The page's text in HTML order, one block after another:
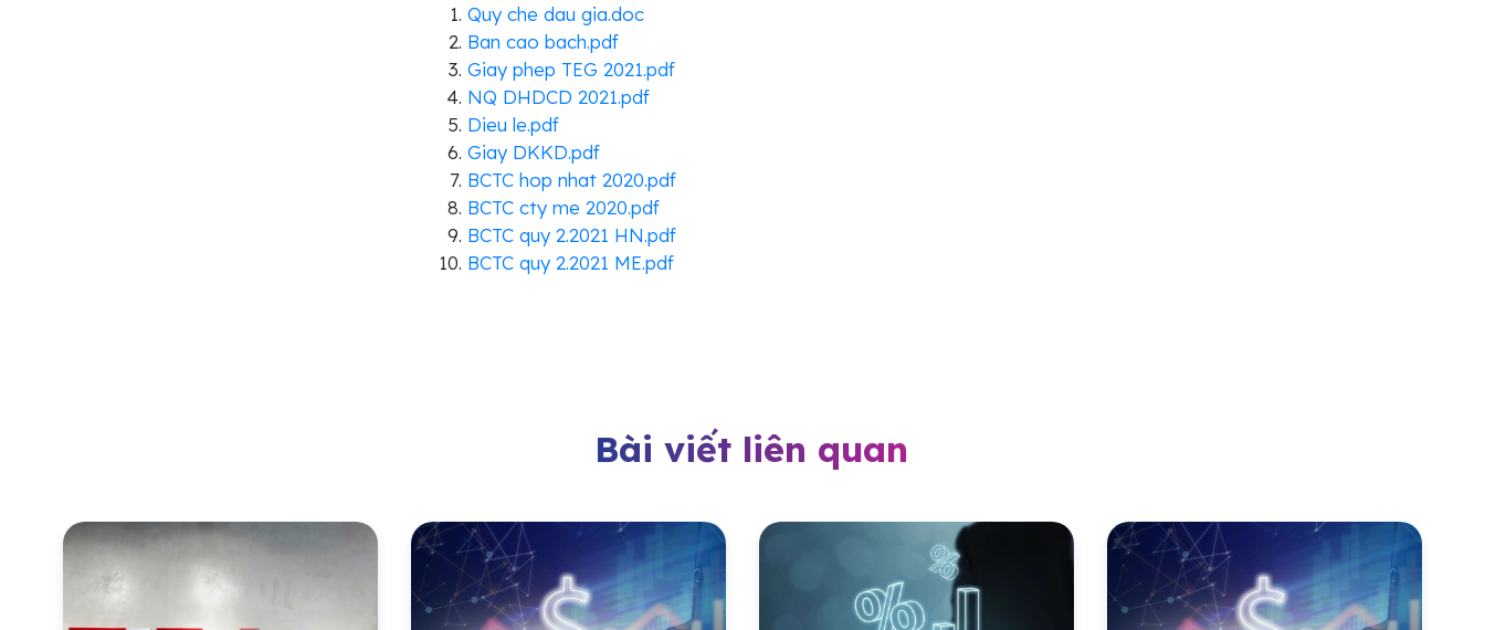
Quy che dau gia.doc
Ban cao bach.pdf
Giay phep TEG 2021.pdf
NQ DHDCD 2021.pdf
Dieu le.pdf
Giay DKKD.pdf
BCTC hop nhat 2020.pdf
BCTC cty me 2020.pdf
BCTC quy 2.2021 HN.pdf
BCTC quy 2.2021 ME.pdf
Bài viết liên quan